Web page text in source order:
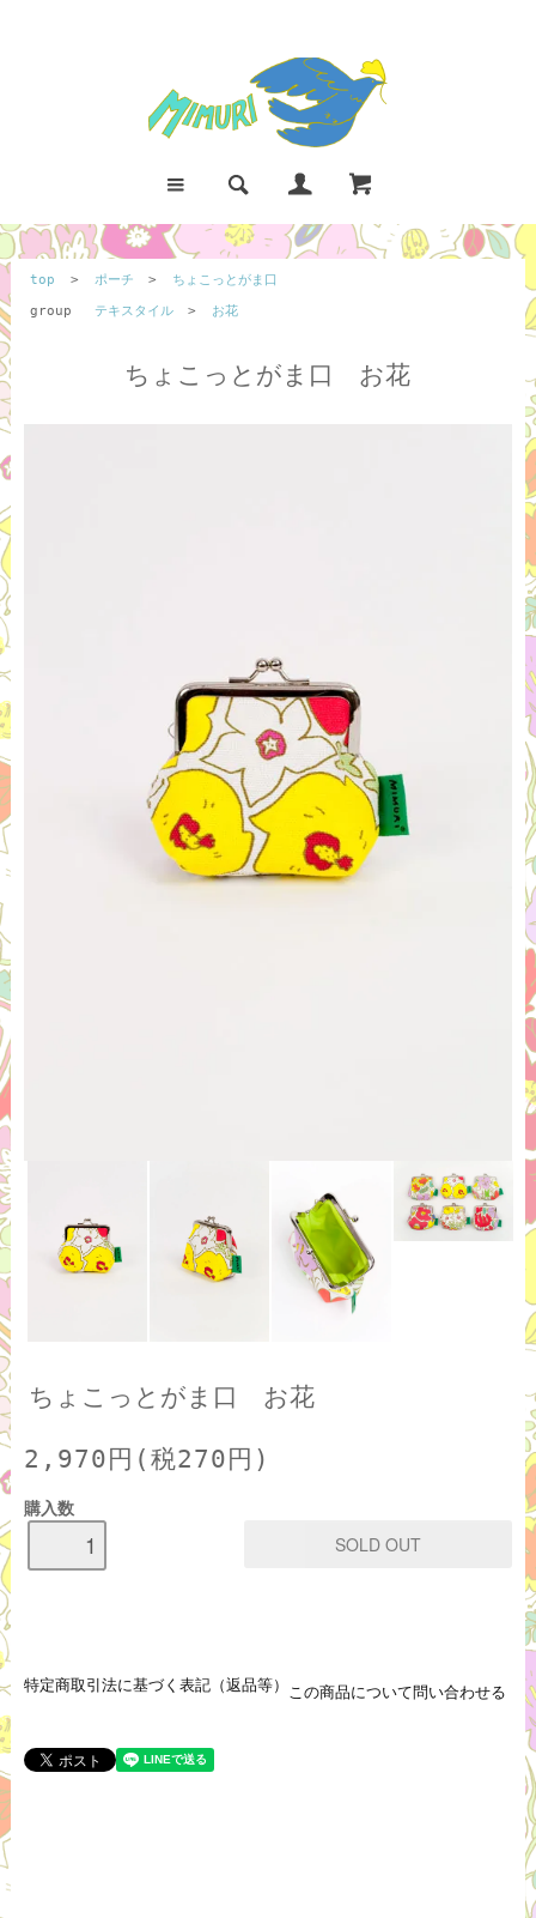
top > ポーチ >
ちょこっとがま口
group
テキスタイル > お花
ちょこっとがま口 お花
ちょこっとがま口 お花
2,970円(税270円)
購入数
特定商取引法に基づく表記（返品等） この商品について問い合わせる